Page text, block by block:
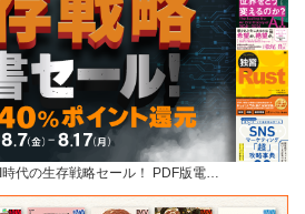
代の生存戦略セール！ PDF版電…